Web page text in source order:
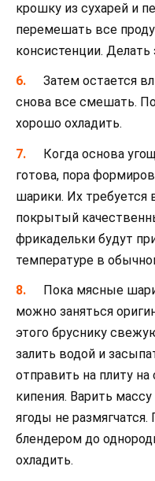
крошку из сухарей и
перемешать все
консистенции. Делать
Затем остается
снова все смешать.
хорошо охладить.
Когда основа
готова, пора
шарики. Их требуется
покрытый
фрикадельки будут
температуре в
Пока мясные
можно заняться
этого бруснику
залить водой и
отправить на плиту
кипения. Варить
ягоды не
блендером до
охладить.